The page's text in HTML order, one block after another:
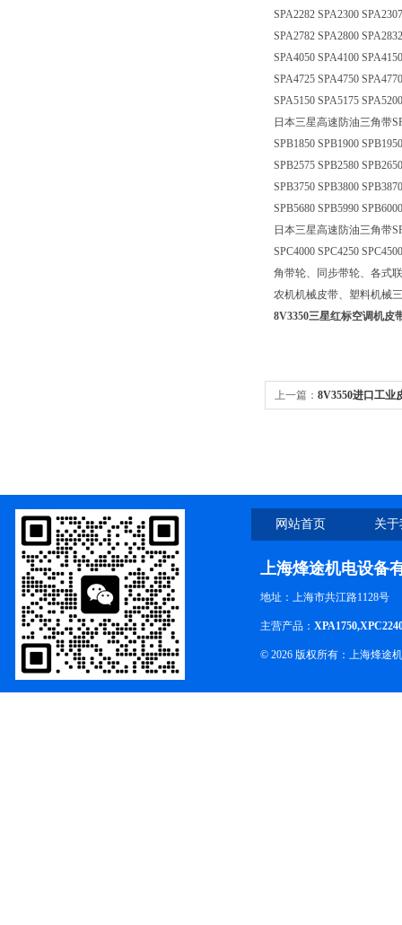
SPA2282 SPA2300
SPA2782 SPA2800
SPA4050 SPA4100
SPA4725 SPA4750
SPA5150 SPA5175 SPA5200
日本三星高速防油三角带
SPB1850 SPB1900
SPB2575 SPB2580
SPB3750 SPB3800
SPB5680 SPB5990
日本三星高速防油三角带
SPC4000 SPC4250
角带轮、同步带轮、各式
农机机械皮带、塑料机械
8V3350三星红标空调机皮
上一篇： 8V3550进口工业
网站首页 关
上海烽途机电设备
地址：上海市共江路1128号
主营产品：
© 2026 版权所有：上海烽途